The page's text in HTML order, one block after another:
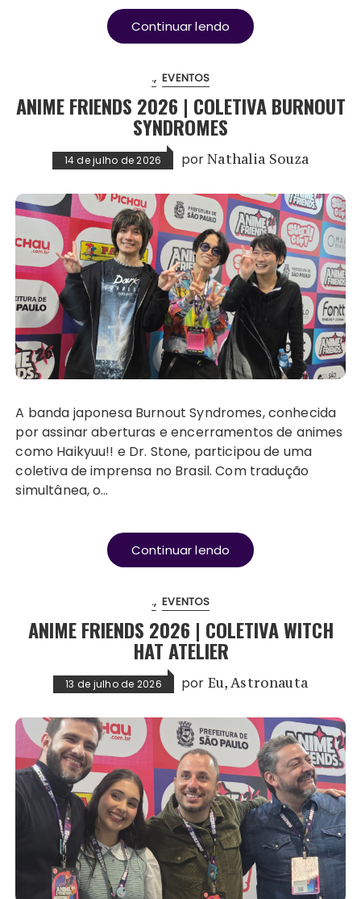
Continuar lendo
. EVENTOS
ANIME FRIENDS 2026 | COLETIVA BURNOUT
SYNDROMES
14 de julho de 2026 porNathalia Souza
A banda japonesa Burnout Syndromes, conhecida
por assinar aberturas e encerramentos de animes
como Haikyuu!! e Dr. Stone, participou de uma
coletiva de imprensa no Brasil. Com tradução
simultânea, o…
Continuar lendo
. EVENTOS
ANIME FRIENDS 2026 | COLETIVA WITCH
HAT ATELIER
13 de julho de 2026 por Eu, Astronauta